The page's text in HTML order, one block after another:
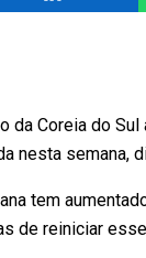
da Coreia do
nesta semana,
tem
de reiniciar